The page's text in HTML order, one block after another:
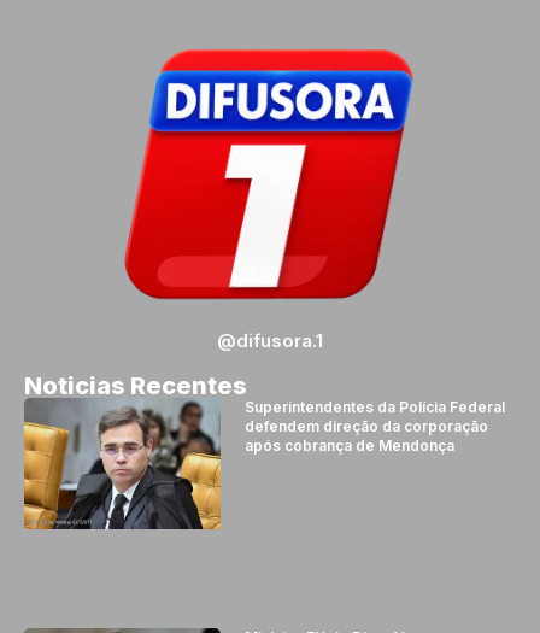
@difusora.1
Noticias Recentes
Superintendentes da Polícia Federal
defendem direção da corporação
após cobrança de Mendonça